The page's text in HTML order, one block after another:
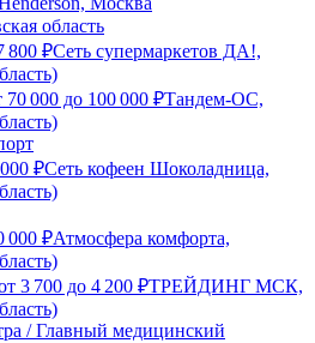
область
800 ₽Сеть супермаркетов ДА!,
70 000 до 100 000 ₽Тандем-ОС,
₽Сеть кофеен Шоколадница,
000 ₽Атмосфера комфорта,
3 700 до 4 200 ₽ТРЕЙДИНГ МСК,
/ Главный медицинский